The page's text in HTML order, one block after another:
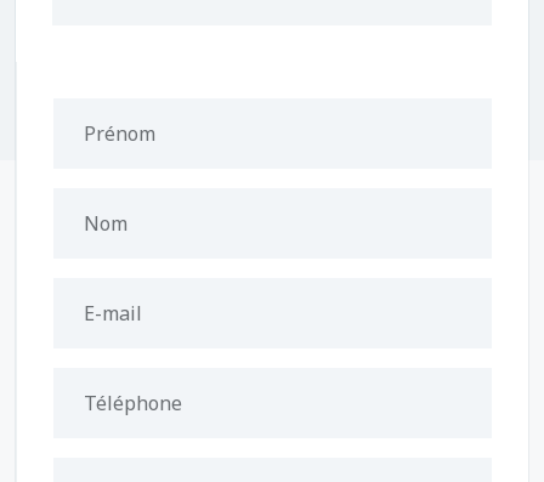
Prénom
Nom
E-mail
Téléphone